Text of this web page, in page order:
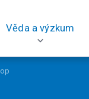
Věda a výzkum